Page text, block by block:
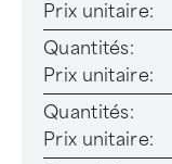
Prix unitaire:
Quantités:
Prix unitaire:
Quantités:
Prix unitaire: